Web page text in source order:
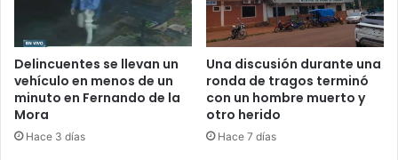
Delincuentes se llevan un
vehículo en menos de un
minuto en Fernando de la
Mora
Hace 3 días
Una discusión durante una
ronda de tragos terminó
con un hombre muerto y
otro herido
Hace 7 días